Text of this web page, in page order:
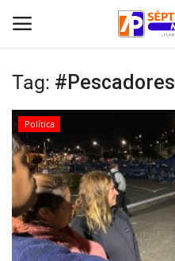
Inicio
Crónica
Policial
Tribunales
Tag: #Pescadores
Política